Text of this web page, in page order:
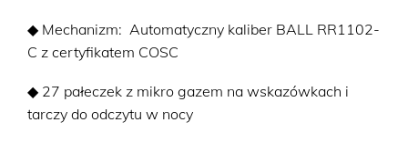
mm)
◆ Mechanizm: Automatyczny kaliber BALL RR1102-
C z certyfikatem COSC
◆ 27 pałeczek z mikro gazem na wskazówkach i
tarczy do odczytu w nocy